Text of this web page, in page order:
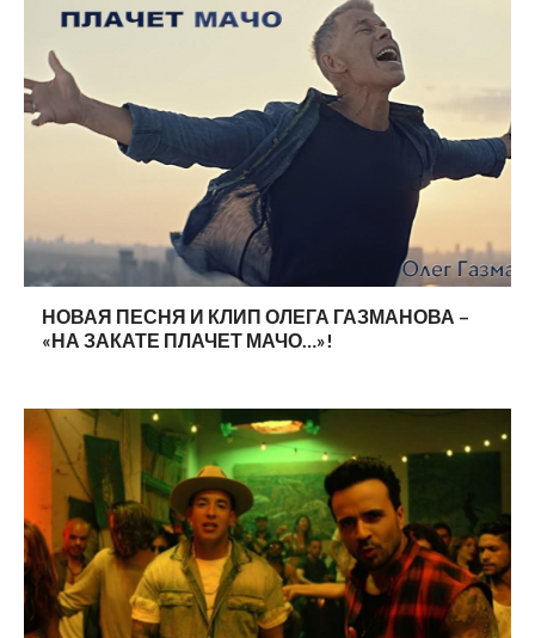
НОВАЯ ПЕСНЯ И КЛИП ОЛЕГА ГАЗМАНОВА –
«НА ЗАКАТЕ ПЛАЧЕТ МАЧО…»!